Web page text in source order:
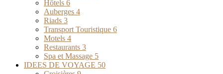
Hôtels 6
Auberges 4
Riads 3
Transport Touristique 6
Motels 4
Restaurants 3
Spa et Massage 5
IDEES DE VOYAGE 50